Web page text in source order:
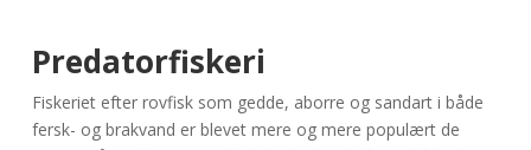
Predatorfiskeri
Fiskeriet efter rovfisk som gedde, aborre og sandart i både
fersk- og brakvand er blevet mere og mere populært de